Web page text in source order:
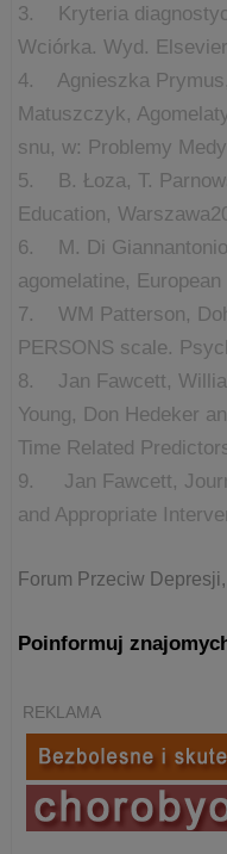
3. Kryteria
Wciórka. Wyd.
4. Agnieszka Prymus,
Matuszczyk,
snu, w: Problemy
5. B. Łoza, T.
Education,
6. M. Di
agomelatine,
7. WM Patterson,
PERSONS scale.
8. Jan Fawcett,
Young, Don Hedeker
Time Related
9. Jan Fawcett,
and Appropriate
Forum Przeciw
Poinformuj
REKLAMA